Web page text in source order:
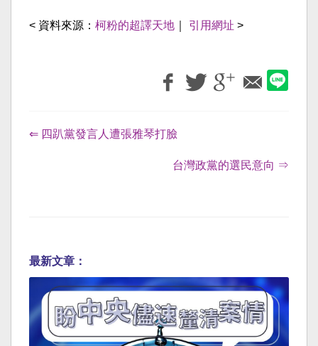
< 資料來源： 柯粉的超譯天地 引用網址 >
⇐ 四趴黨發言人遭張雅琴打臉
台灣政黨的選民意向 ⇒
最新文章：